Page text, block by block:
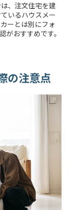
、注文住宅を建
いるハウスメー
ーとは別にフォ
がおすすめです。
の注意点